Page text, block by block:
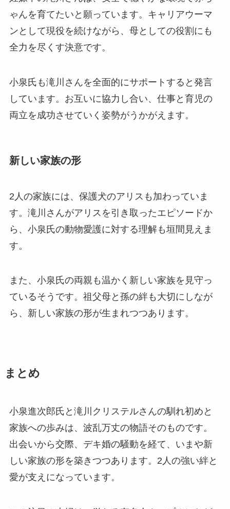
ゃんを育てたいと願っています。キャリアウーマ
ンとして現役を続けながら、母としての役割にも
全力を尽くす決意です。
小泉氏も滝川さんを全面的にサポートすると発言
しています。お互いに協力し合い、仕事と育児の
両立を成功させていく姿勢がうかがえます。
新しい家族の形
2人の家族には、保護犬のアリスも加わっていま
す。滝川さんがアリスを引き取ったエピソードか
ら、小泉氏の動物愛護に対する理解も垣間見えま
す。
また、小泉氏の両親も温かく新しい家族を見守っ
ているそうです。祖父母と孫の絆も大切にしなが
ら、新しい家族の形が生まれつつあります。
まとめ
小泉進次郎氏と滝川クリステルさんの馴れ初めと
家族への歩みは、波乱万丈の物語そのものです。
出会いから交際、デキ婚の騒動を経て、いまや新
しい家族の形を築きつつあります。2人の強い絆と
愛が支えになっています。